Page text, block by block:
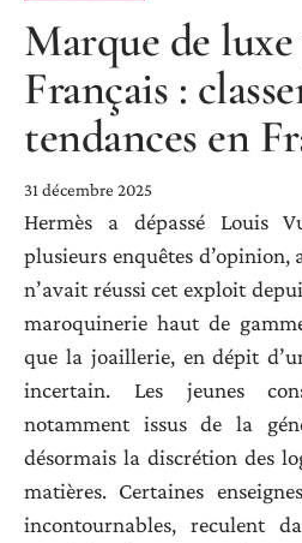
Marque de
Français :
tendances en
31 décembre 2025
Hermès a dépassé Louis
plusieurs enquêtes d’opinion,
n’avait réussi cet exploit
maroquinerie haut de
que la joaillerie, en dépit
incertain. Les jeunes
notamment issus de la
désormais la discrétion des
matières. Certaines
incontournables, reculent